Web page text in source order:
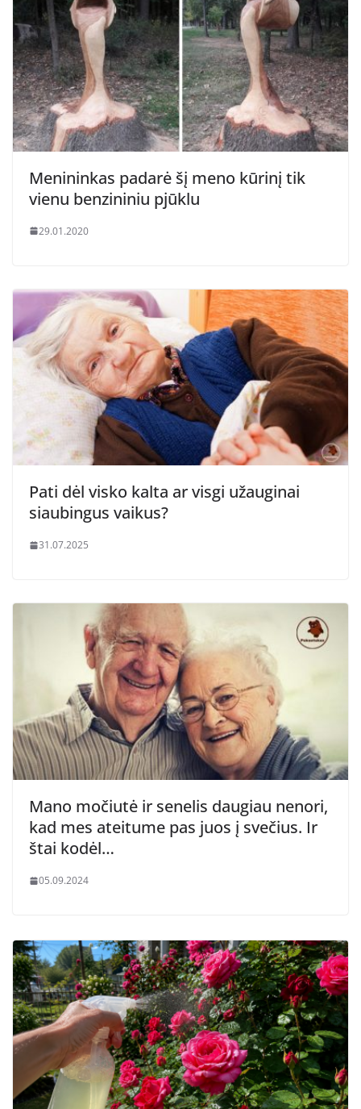
Menininkas padarė šį meno kūrinį tik
vienu benzininiu pjūklu
29.01.2020
Pati dėl visko kalta ar visgi užauginai
siaubingus vaikus?
31.07.2025
Mano močiutė ir senelis daugiau nenori,
kad mes ateitume pas juos į svečius. Ir
štai kodėl…
05.09.2024